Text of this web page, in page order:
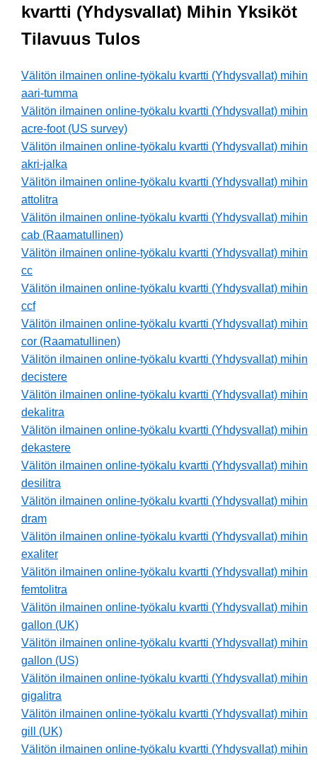
kvartti (Yhdysvallat) Mihin Yksiköt
Tilavuus Tulos
Välitön ilmainen online-työkalu kvartti (Yhdysvallat) mihin
aari-tumma
Välitön ilmainen online-työkalu kvartti (Yhdysvallat) mihin
acre-foot (US survey)
Välitön ilmainen online-työkalu kvartti (Yhdysvallat) mihin
akri-jalka
Välitön ilmainen online-työkalu kvartti (Yhdysvallat) mihin
attolitra
Välitön ilmainen online-työkalu kvartti (Yhdysvallat) mihin
cab (Raamatullinen)
Välitön ilmainen online-työkalu kvartti (Yhdysvallat) mihin
cc
Välitön ilmainen online-työkalu kvartti (Yhdysvallat) mihin
ccf
Välitön ilmainen online-työkalu kvartti (Yhdysvallat) mihin
cor (Raamatullinen)
Välitön ilmainen online-työkalu kvartti (Yhdysvallat) mihin
decistere
Välitön ilmainen online-työkalu kvartti (Yhdysvallat) mihin
dekalitra
Välitön ilmainen online-työkalu kvartti (Yhdysvallat) mihin
dekastere
Välitön ilmainen online-työkalu kvartti (Yhdysvallat) mihin
desilitra
Välitön ilmainen online-työkalu kvartti (Yhdysvallat) mihin
dram
Välitön ilmainen online-työkalu kvartti (Yhdysvallat) mihin
exaliter
Välitön ilmainen online-työkalu kvartti (Yhdysvallat) mihin
femtolitra
Välitön ilmainen online-työkalu kvartti (Yhdysvallat) mihin
gallon (UK)
Välitön ilmainen online-työkalu kvartti (Yhdysvallat) mihin
gallon (US)
Välitön ilmainen online-työkalu kvartti (Yhdysvallat) mihin
gigalitra
Välitön ilmainen online-työkalu kvartti (Yhdysvallat) mihin
gill (UK)
Välitön ilmainen online-työkalu kvartti (Yhdysvallat) mihin